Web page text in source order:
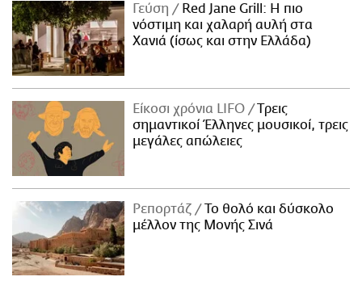
Γεύση
Red Jane Grill: Η πιο
νόστιμη και χαλαρή αυλή στα
Χανιά (ίσως και στην Ελλάδα)
Είκοσι χρόνια LIFO
Tρεις
σημαντικοί Έλληνες μουσικοί, τρεις
μεγάλες απώλειες
Ρεπορτάζ
Το θολό και δύσκολο
μέλλον της Μονής Σινά